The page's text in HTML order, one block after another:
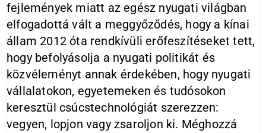
fejlemények miatt az egész nyugati világban
elfogadottá vált a meggyőződés, hogy a kínai
állam 2012 óta rendkívüli erőfeszítéseket tett,
hogy befolyásolja a nyugati politikát és
közvéleményt annak érdekében, hogy nyugati
vállalatokon, egyetemeken és tudósokon
keresztül csúcstechnológiát szerezzen:
vegyen, lopjon vagy zsaroljon ki. Méghozzá